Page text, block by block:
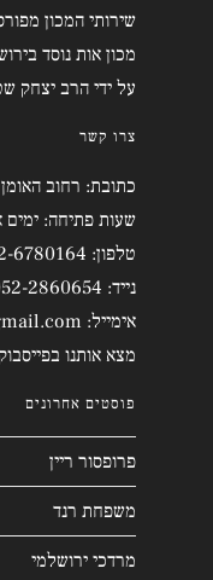
שירותי המכון
מכון אות נוסד
על ידי הרב יצחק
צרו קשר
כתובת: רחוב האומן 24 ירושלים
שעות פתיחה: ימים א’-ה’
טלפון: 02-6780164
נייד: 052-2860654
אימייל: ott.laad@gmail.com
מצא אותנו בפייסבוק
פוסטים אחרונים
פרופסור ריין
משפחת רנד
מרדכי ירושלמי